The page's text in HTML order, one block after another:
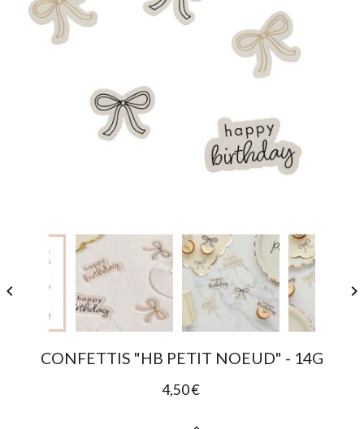
 
CONFETTIS "HB PETIT NOEUD" - 14G
4,50 €